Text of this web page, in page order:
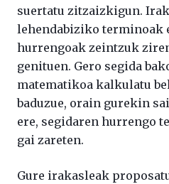
suertatu zitzaizkigun.
lehendabiziko terminoak
hurrengoak zeintzuk
genituen. Gero segida
matematikoa kalkulatu
baduzue, orain gurekin
ere, segidaren hurrengo
gai zareten.
Gure irakasleak